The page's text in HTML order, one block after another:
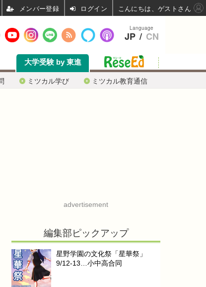
ミツカル学び ミツカル教育通信
大学受験 by 東進
advertisement
編集部ピックアップ
星野学園の文化祭「星華祭」
9/12-13…小中高合同
Language
JP / CN
ログイン こんにちは、ゲストさん